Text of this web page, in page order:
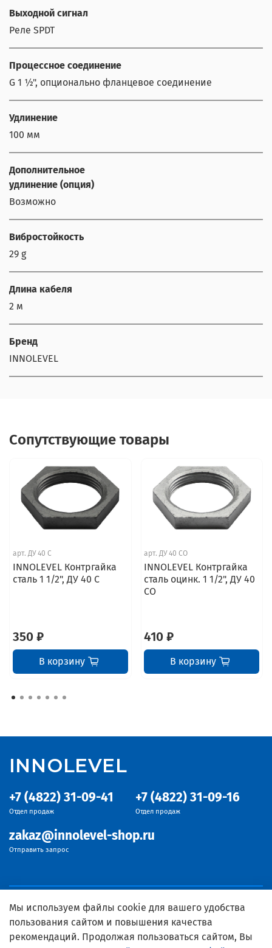
Выходной сигнал
Реле SPDT
Процессное соединение
G 1 ½", опционально фланцевое соединение
Удлинение
100 мм
Дополнительное
удлинение (опция)
Возможно
Вибростойкость
29 g
Длина кабеля
2 м
Бренд
INNOLEVEL
Сопутствующие товары
арт. ДУ 40 С
INNOLEVEL Контргайка
сталь 1 1/2", ДУ 40 С
350 ₽
В корзину
арт.ДУ 40 СО
INNOLEVEL Контргайка
сталь оцинк. 1 1/2", ДУ 40
СО
410 ₽
В корзину
+7 (4822) 31-09-41
Отдел продаж
+7 (4822) 31-09-16
Отдел продаж
zakaz@innolevel-shop.ru
Отправить запрос
INNOLEVEL
Мы используем файлы cookie для вашего удобства
пользования сайтом и повышения качества
рекомендаций. Продолжая пользоваться сайтом, Вы